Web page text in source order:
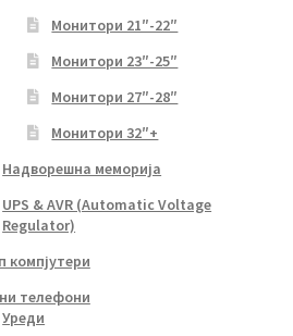
Монитори 21″-22″
Монитори 23″-25″
Монитори 27″-28″
Монитори 32″+
Надворешна меморија
UPS & AVR (Automatic Voltage
Regulator)
компјутери
телефони
Уреди